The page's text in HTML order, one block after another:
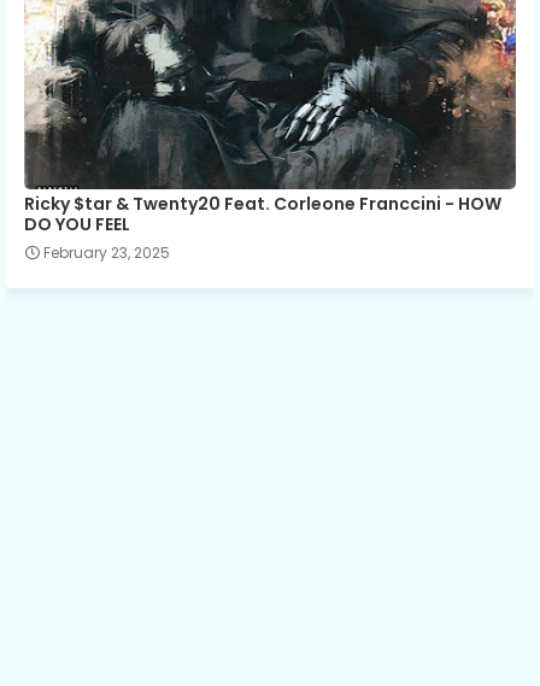
Ricky $tar & Twenty20 Feat. Corleone Franccini - HOW
DO YOU FEEL
February 23, 2025